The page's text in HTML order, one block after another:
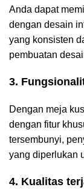
Anda dapat
dengan desain
yang konsisten
pembuatan
3.
Dengan meja
dengan fitur
tersembunyi,
yang diperlukan
4. Kualitas